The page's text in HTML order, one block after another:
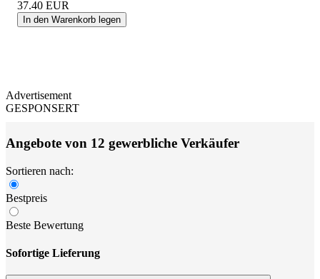
37.40 EUR
In den Warenkorb legen
Advertisement
GESPONSERT
Angebote von 12 gewerbliche Verkäufer
Sortieren nach:
Bestpreis
Beste Bewertung
Sofortige Lieferung